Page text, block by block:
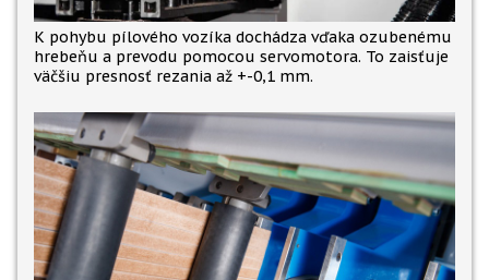
K pohybu pílového vozíka dochádza vďaka ozubenému
hrebeňu a prevodu pomocou servomotora. To zaisťuje
väčšiu presnosť rezania až +-0,1 mm.